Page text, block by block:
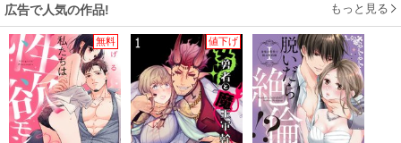
広告で人気の作品! もっと見る
無料 値下げ